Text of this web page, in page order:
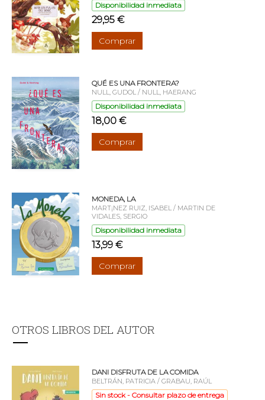
Disponibilidad inmediata
29,95 €
Comprar
QUÉ ES UNA FRONTERA?
NULL, GUDOL / NULL, HAERANG
Disponibilidad inmediata
18,00 €
Comprar
MONEDA, LA
MART¡NEZ RUIZ, ISABEL / MARTIN DE
VIDALES, SERGIO
Disponibilidad inmediata
13,99 €
Comprar
OTROS LIBROS DEL AUTOR
DANI DISFRUTA DE LA COMIDA
BELTRÁN, PATRICIA / GRABAU, RAÚL
Sin stock - Consultar plazo de entrega